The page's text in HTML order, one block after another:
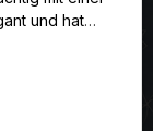
und hat